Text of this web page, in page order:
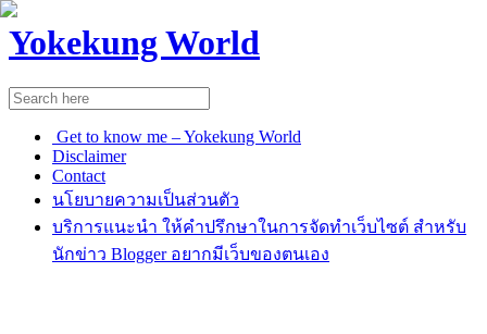
Yokekung World
Get to know me – Yokekung World
Disclaimer
Contact
นโยบายความเป็นส่วนตัว
บริการแนะนำ ให้คำปรึกษาในการจัดทำเว็บไซต์ สำหรับ
นักข่าว Blogger อยากมีเว็บของตนเอง